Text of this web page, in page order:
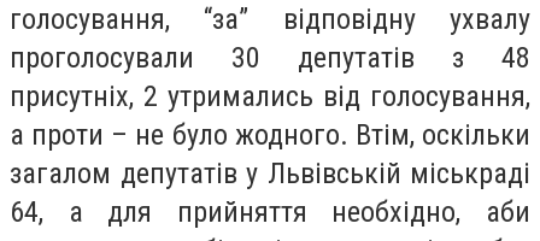
голосування, “за” відповідну ухвалу
проголосували 30 депутатів з 48
присутніх, 2 утримались від голосування,
а проти – не було жодного. Втім, оскільки
загалом депутатів у Львівській міськраді
64, а для прийняття необхідно, аби